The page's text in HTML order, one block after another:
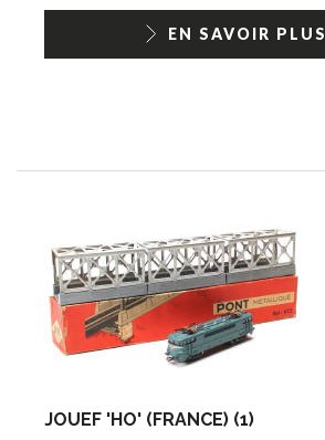
EN SAVOIR PLUS
JOUEF 'HO' (FRANCE) (1)